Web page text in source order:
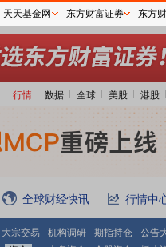
行情 数据 全球 美股 港股
全球财经快讯 行情中
大宗交易 机构调研 期指持仓
公告
天天基金网 东方财富证券 东方